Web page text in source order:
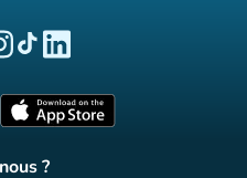
onglet)onglet)
(nouvel onglet)
(nouvel onglet)
(nouvel onglet)
?